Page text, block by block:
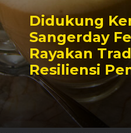
Didukung
Sangerday
Rayakan
Resiliensi